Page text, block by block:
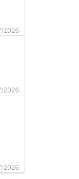
2026
2026
2026